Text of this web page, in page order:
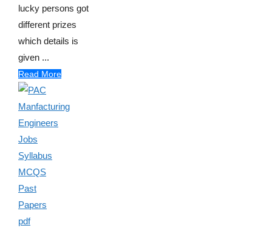
lucky persons got
different prizes
which details is
given ...
Read More